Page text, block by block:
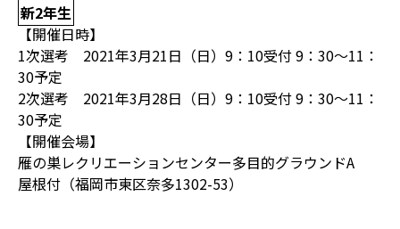
新2年生
【開催日時】
1次選考 2021年3月21日（日）9：10受付 9：30～11：
30予定
2次選考 2021年3月28日（日）9：10受付 9：30～11：
30予定
【開催会場】
雁の巣レクリエーションセンター多目的グラウンドA
屋根付（福岡市東区奈多1302-53）